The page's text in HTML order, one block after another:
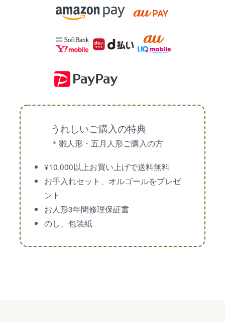
うれしいご購入の特典
＊雛人形・五月人形ご購入の方
¥10,000以上お買い上げで送料無料
お手入れセット、オルゴールをプレゼ
ント
お人形3年間修理保証書
のし、包装紙